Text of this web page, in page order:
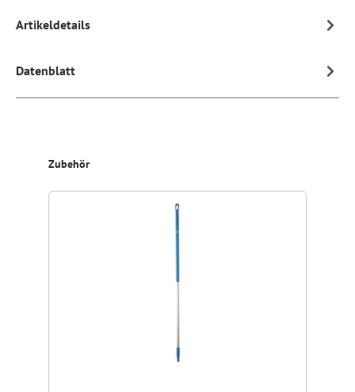
Artikeldetails
Datenblatt
Produktgalerie überspringen
Zubehör